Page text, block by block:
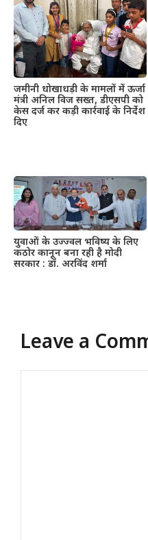
जमीनी धोखाधड़ी के मामलों में ऊर्जा
मंत्री अनिल विज सख्त, डीएसपी को
केस दर्ज कर कड़ी कार्रवाई के निर्देश
दिए
युवाओं के उज्ज्वल भविष्य के लिए
कठोर कानून बना रही है मोदी
सरकार : डॉ. अरविंद शर्मा
Leave a